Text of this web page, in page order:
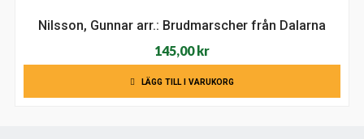
Nilsson, Gunnar arr.: Brudmarscher från Dalarna
145,00 kr
LÄGG TILL I VARUKORG